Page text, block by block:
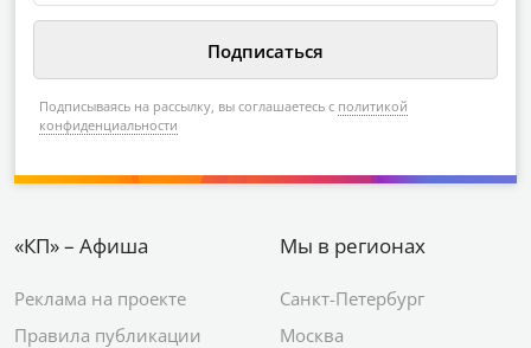
Подписываясь на рассылку, вы соглашаетесь с политикой
конфиденциальности
«КП» – Афиша
Реклама на проекте
Правила публикации
Мы в регионах
Санкт-Петербург
Москва